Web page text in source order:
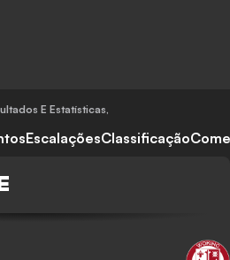
E Estatísticas,
EscalaçõesClassificação